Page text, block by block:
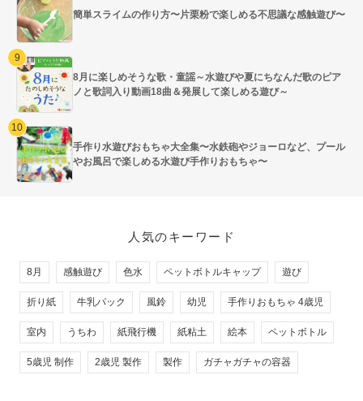
簡単スライムの作り方〜片栗粉で楽しめる不思議な感触遊び〜
8月に楽しめそうな歌・童謡～水遊びや夏にちなんだ歌のピア
ノと歌詞入り動画18曲＆発展して楽しめる遊び～
手作り水遊びおもちゃ大全集〜水鉄砲やジョーロなど、プール
やお風呂で楽しめる水遊び手作りおもちゃ〜
人気のキーワード
8月 感触遊び 色水 ペットボトルキャップ 遊び
折り紙 牛乳パック 風鈴 幼児 手作りおもちゃ 4歳児
室内 うちわ 紙飛行機 紙粘土 絵本 ペットボトル
5歳児 制作 2歳児 製作 製作 ガチャガチャの容器